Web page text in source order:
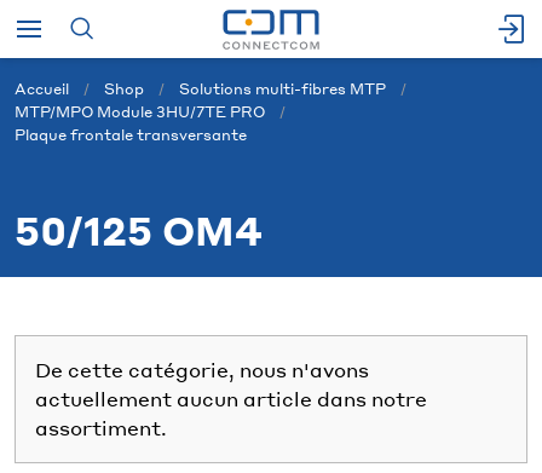
Accueil Shop
Solutions multi-fibres MTP
MTP/MPO Module 3HU/7TE PRO
Plaque frontale transversante
50/125 OM4
De cette catégorie, nous n'avons
actuellement aucun article dans notre
assortiment.